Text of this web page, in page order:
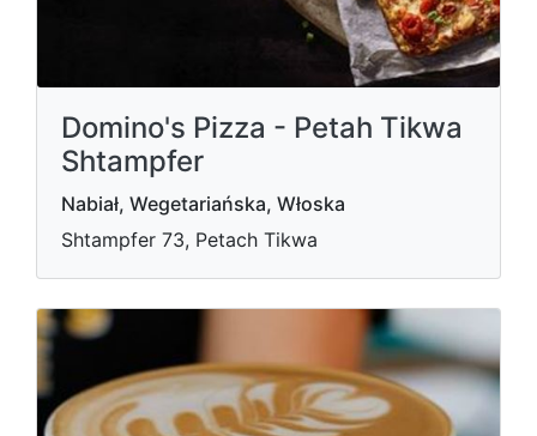
Domino's Pizza - Petah Tikwa
Shtampfer
Nabiał, Wegetariańska, Włoska
Shtampfer 73, Petach Tikwa